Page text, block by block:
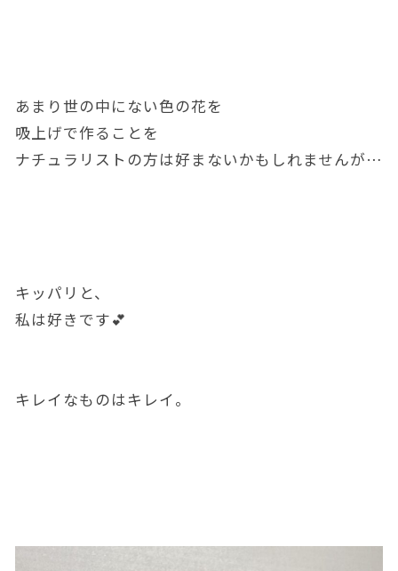
あまり世の中にない色の花を
吸上げで作ることを
ナチュラリストの方は好まないかもしれませんが…
キッパリと、
私は好きです💕
キレイなものはキレイ。